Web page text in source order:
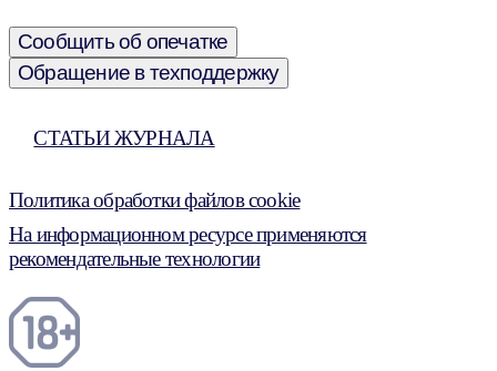
Сообщить об опечатке
Обращение в техподдержку
СТАТЬИ ЖУРНАЛА
Политика обработки файлов cookie
На информационном ресурсе применяются
рекомендательные технологии